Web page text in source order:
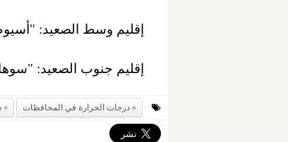
إقليم وسط الصعيد:
إقليم جنوب الصعيد:
درجات الحرارة في المحافظات